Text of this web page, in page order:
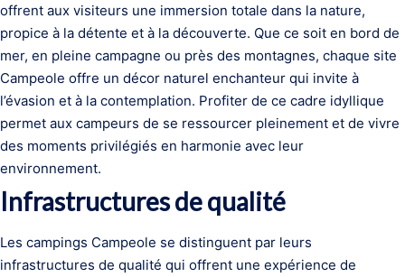
offrent aux visiteurs une immersion totale dans la nature,
propice à la détente et à la découverte. Que ce soit en bord de
mer, en pleine campagne ou près des montagnes, chaque site
Campeole offre un décor naturel enchanteur qui invite à
l’évasion et à la contemplation. Profiter de ce cadre idyllique
permet aux campeurs de se ressourcer pleinement et de vivre
des moments privilégiés en harmonie avec leur
environnement.
Infrastructures de qualité
Les campings Campeole se distinguent par leurs
infrastructures de qualité qui offrent une expérience de